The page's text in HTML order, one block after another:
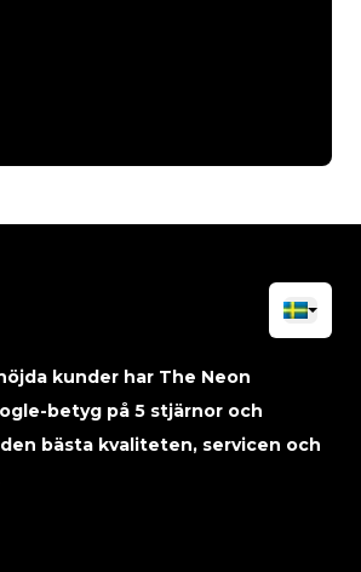
kunder har The Neon
betyg på 5 stjärnor och
bästa kvaliteten, servicen och